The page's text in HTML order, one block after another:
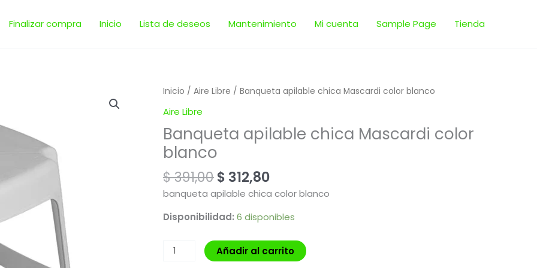
Finalizar compra Inicio Lista de deseos Mantenimiento Mi cuenta Sample Page Tienda
Inicio / Aire Libre / Banqueta apilable chica Mascardi color blanco
Aire Libre
Banqueta apilable chica Mascardi color
blanco
$391,00
El
era:
$ 391,00.
$ 312,80
El
es:
banqueta apilable chica color blanco
Disponibilidad: 6 disponibles
Banqueta
Mascardi
color
cantidad
Añadir al carrito